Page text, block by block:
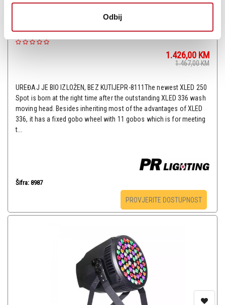
Odbij
1.426,00 KM
1.467,00KM
UREĐAJ JE BIO IZLOŽEN, BEZ KUTIJEPR-8111The newest XLED 250
Spot is born at the right time after the outstanding XLED 336 wash
moving head. Besides inheriting most of the advantages of XLED
336, it has a fixed gobo wheel with 11 gobos which is for meeting
t...
Šifra: 8987
PROVJERITE DOSTUPNOST